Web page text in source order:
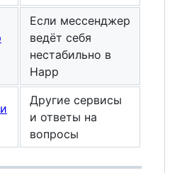
Если мессенджер
ведёт себя
нестабильно в
Happ
Другие сервисы
и ответы на
вопросы